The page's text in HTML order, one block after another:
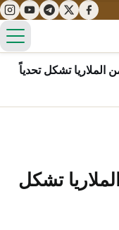
الملاريا تشكل تحدياً
تشكل